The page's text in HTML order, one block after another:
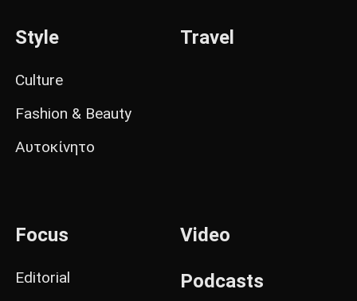
Style
Culture
Fashion & Beauty
Αυτοκίνητο
Travel
Focus
Editorial
Video
Podcasts